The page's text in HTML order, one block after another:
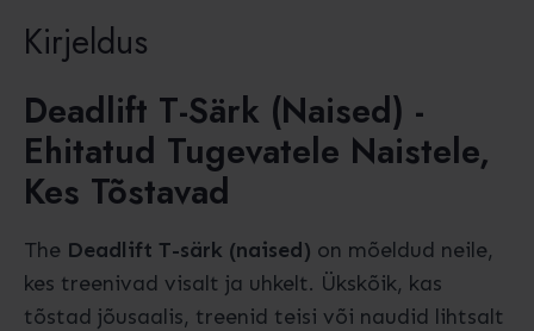
Kirjeldus
Deadlift T-Särk (naised) -
Ehitatud Tugevatele Naistele,
Kes Tõstavad
The Deadlift T-särk (naised) on mõeldud neile,
kes treenivad visalt ja uhkelt. Ükskõik, kas
tõstad jõusaalis, treenid teisi või naudid lihtsalt